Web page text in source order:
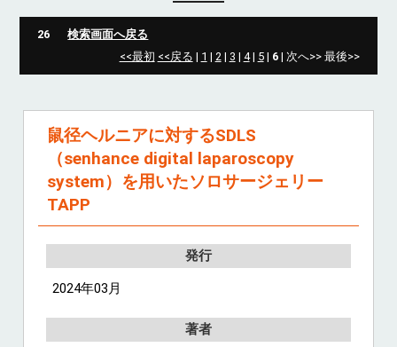
TOP
サービス概要
文献検索
26
検索画面へ戻る
<<最初 <<戻る | 1 | 2| 3 | 4| 5| 6| 次へ>> 最後>>
鼠径ヘルニアに対するSDLS
（senhance digital laparoscopy
system）を用いたソロサージェリー
TAPP
発行
2024年03月
著者